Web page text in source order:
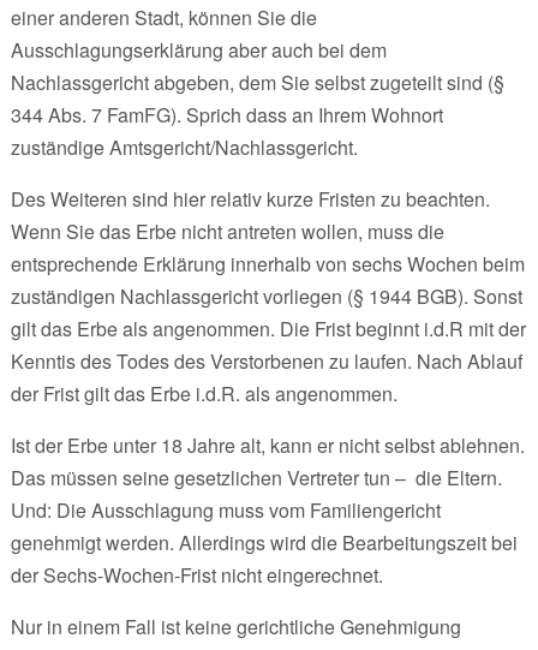
einer anderen Stadt, können Sie die
Ausschlagungserklärung aber auch bei dem
Nachlassgericht abgeben, dem Sie selbst zugeteilt sind (§
344 Abs. 7 FamFG). Sprich dass an Ihrem Wohnort
zuständige Amtsgericht/Nachlassgericht.
Des Weiteren sind hier relativ kurze Fristen zu beachten.
Wenn Sie das Erbe nicht antreten wollen, muss die
entsprechende Erklärung innerhalb von sechs Wochen beim
zuständigen Nachlassgericht vorliegen (§ 1944 BGB). Sonst
gilt das Erbe als angenommen. Die Frist beginnt i.d.R mit der
Kenntis des Todes des Verstorbenen zu laufen. Nach Ablauf
der Frist gilt das Erbe i.d.R. als angenommen.
Ist der Erbe unter 18 Jahre alt, kann er nicht selbst ablehnen.
Das müssen seine gesetzlichen Vertreter tun – die Eltern.
Und: Die Ausschlagung muss vom Familiengericht
genehmigt werden. Allerdings wird die Bearbeitungszeit bei
der Sechs-Wochen-Frist nicht eingerechnet.
Nur in einem Fall ist keine gerichtliche Genehmigung